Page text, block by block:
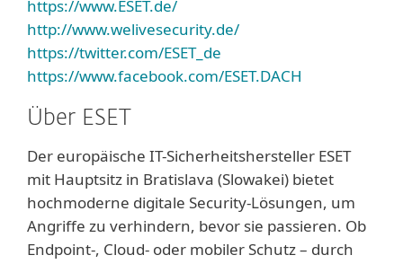
https://www.ESET.de/
http://www.welivesecurity.de/
https://twitter.com/ESET_de
https://www.facebook.com/ESET.DACH
Über ESET
Der europäische IT-Sicherheitshersteller ESET
mit Hauptsitz in Bratislava (Slowakei) bietet
hochmoderne digitale Security-Lösungen, um
Angriffe zu verhindern, bevor sie passieren. Ob
Endpoint-, Cloud- oder mobiler Schutz – durch